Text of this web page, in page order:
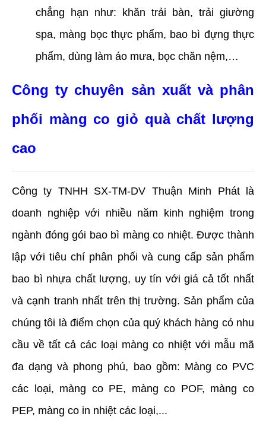
chẳng hạn như: khăn trải bàn, trải giường
spa, màng bọc thực phẩm, bao bì đựng thực
phẩm, dùng làm áo mưa, bọc chăn nệm,…
Công ty chuyên sản xuất và phân
phối màng co giỏ quà chất lượng
cao
Công ty TNHH SX-TM-DV Thuận Minh Phát là
doanh nghiệp với nhiều năm kinh nghiệm trong
ngành đóng gói bao bì màng co nhiệt. Được thành
lập với tiêu chí phân phối và cung cấp sản phẩm
bao bì nhựa chất lượng, uy tín với giá cả tốt nhất
và cạnh tranh nhất trên thị trường. Sản phẩm của
chúng tôi là điểm chọn của quý khách hàng có nhu
cầu về tất cả các loại màng co nhiệt với mẫu mã
đa dạng và phong phú, bao gồm: Màng co PVC
các loại, màng co PE, màng co POF, màng co
PEP, màng co in nhiệt các loại,...